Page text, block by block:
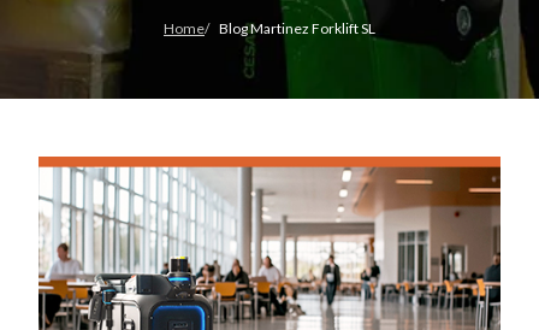
Home Blog Martinez Forklift SL